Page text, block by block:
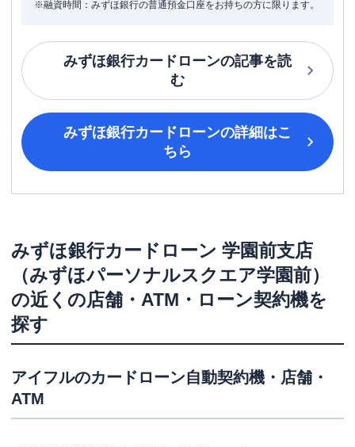
※融資時間：みずほ銀行の普通預金口座をお持ちの方に限ります。
みずほ銀行カードローンの記事を読
む
みずほ銀行カードローンの詳細はこ
ちら
みずほ銀行カードローン 学園前支店
（みずほパーソナルスクエア学園前）
の近くの店舗・ATM・ローン契約機を
探す
アイフルのカードローン自動契約機・店舗・
ATM